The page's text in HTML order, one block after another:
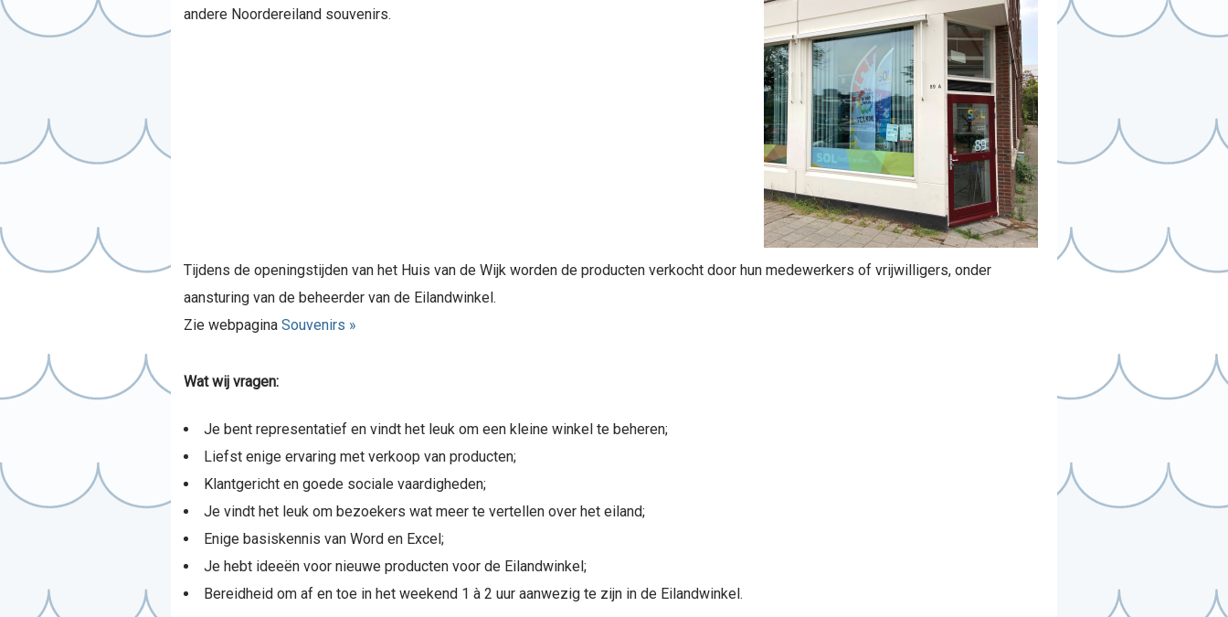
andere Noordereiland souvenirs.
Tijdens de openingstijden van het Huis van de Wijk worden de producten verkocht door hun medewerkers of vrijwilligers, onder
aansturing van de beheerder van de Eilandwinkel.
Zie webpagina Souvenirs »
Wat wij vragen:
Je bent representatief en vindt het leuk om een kleine winkel te beheren;
Liefst enige ervaring met verkoop van producten;
Klantgericht en goede sociale vaardigheden;
Je vindt het leuk om bezoekers wat meer te vertellen over het eiland;
Enige basiskennis van Word en Excel;
Je hebt ideeën voor nieuwe producten voor de Eilandwinkel;
Bereidheid om af en toe in het weekend 1 à 2 uur aanwezig te zijn in de Eilandwinkel.